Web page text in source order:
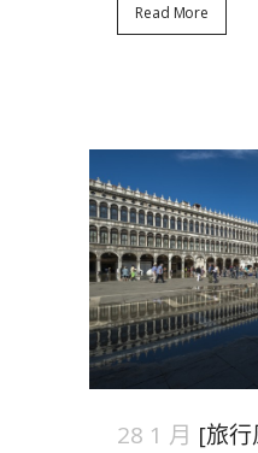
Read More
28 1 月 [旅